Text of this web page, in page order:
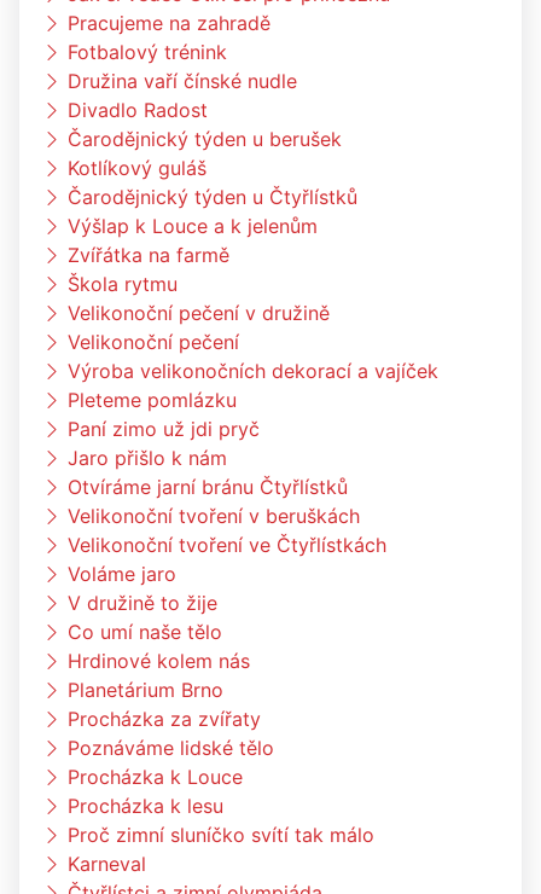
Pracujeme na zahradě
Fotbalový trénink
Družina vaří čínské nudle
Divadlo Radost
Čarodějnický týden u berušek
Kotlíkový guláš
Čarodějnický týden u Čtyřlístků
Výšlap k Louce a k jelenům
Zvířátka na farmě
Škola rytmu
Velikonoční pečení v družině
Velikonoční pečení
Výroba velikonočních dekorací a vajíček
Pleteme pomlázku
Paní zimo už jdi pryč
Jaro přišlo k nám
Otvíráme jarní bránu Čtyřlístků
Velikonoční tvoření v beruškách
Velikonoční tvoření ve Čtyřlístkách
Voláme jaro
V družině to žije
Co umí naše tělo
Hrdinové kolem nás
Planetárium Brno
Procházka za zvířaty
Poznáváme lidské tělo
Procházka k Louce
Procházka k lesu
Proč zimní sluníčko svítí tak málo
Karneval